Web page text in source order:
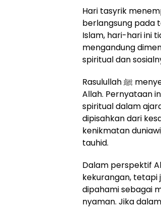
Hari tasyrik
berlangsung pada
Islam, hari-hari ini
mengandung
spiritual dan
Rasulullah ﷺ menyebut hari tasyrik sebagai hari makan, minum, dan berdzikir kepada
Allah. Pernyataan
spiritual dalam
dipisahkan dari
kenikmatan
tauhid.
Dalam perspektif
kekurangan, tetapi
dipahami sebagai
nyaman. Jika